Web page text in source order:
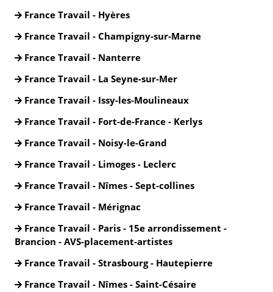
France Travail - Hyères
France Travail - Champigny-sur-Marne
France Travail - Nanterre
France Travail - La Seyne-sur-Mer
France Travail - Issy-les-Moulineaux
France Travail - Fort-de-France - Kerlys
France Travail - Noisy-le-Grand
France Travail - Limoges - Leclerc
France Travail - Nîmes - Sept-collines
France Travail - Mérignac
France Travail - Paris - 15e arrondissement -
Brancion - AVS-placement-artistes
France Travail - Strasbourg - Hautepierre
France Travail - Nîmes - Saint-Césaire